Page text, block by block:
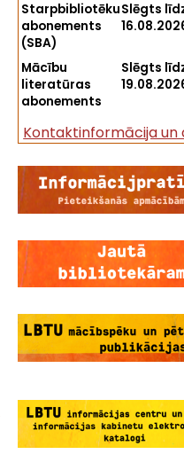
Starpbibliotēku
abonements
(SBA)
Slēgts
Mācību
literatūras
abonements
Slēgts
Kontaktinformācija un